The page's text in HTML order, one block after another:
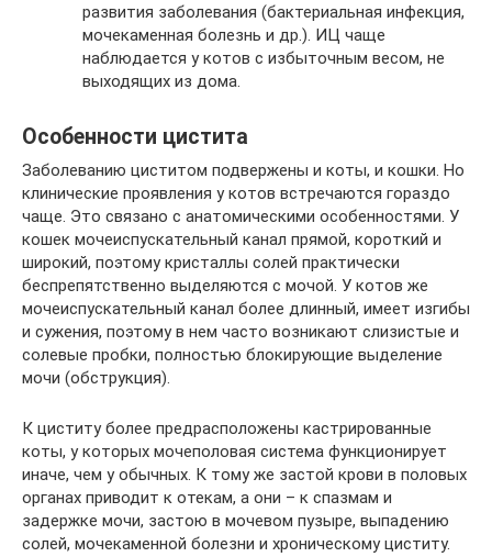
развития заболевания (бактериальная инфекция,
мочекаменная болезнь и др.). ИЦ чаще
наблюдается у котов с избыточным весом, не
выходящих из дома.
Особенности цистита
Заболеванию циститом подвержены и коты, и кошки. Но
клинические проявления у котов встречаются гораздо
чаще. Это связано с анатомическими особенностями. У
кошек мочеиспускательный канал прямой, короткий и
широкий, поэтому кристаллы солей практически
беспрепятственно выделяются с мочой. У котов же
мочеиспускательный канал более длинный, имеет изгибы
и сужения, поэтому в нем часто возникают слизистые и
солевые пробки, полностью блокирующие выделение
мочи (обструкция).
К циститу более предрасположены кастрированные
коты, у которых мочеполовая система функционирует
иначе, чем у обычных. К тому же застой крови в половых
органах приводит к отекам, а они – к спазмам и
задержке мочи, застою в мочевом пузыре, выпадению
солей, мочекаменной болезни и хроническому циститу.